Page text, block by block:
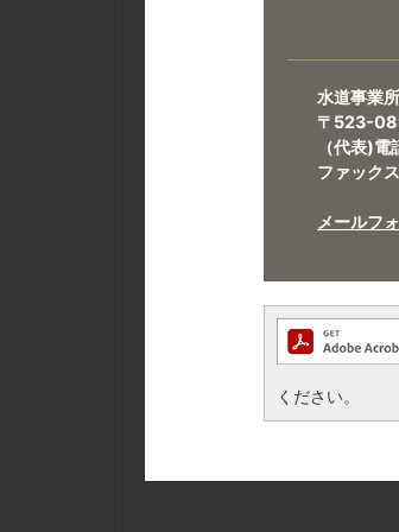
水道事業
〒523-
（代表)
ファック
メールフ
ください。